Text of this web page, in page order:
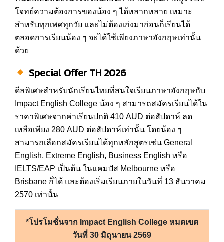
โจทย์ความต้องการของน้อง ๆ ได้หลากหลาย เหมาะ
สำหรับทุกเพศทุกวัย และไม่ต้องเก่งมาก่อนก็เรียนได้
ตลอดการเรียนน้อง ๆ จะได้ใช้เพียงภาษาอังกฤษเท่านั้น
ด้วย
Special Offer TH 2026
ดีลพิเศษสำหรับนักเรียนไทยที่สนใจเรียนภาษาอังกฤษกับ
Impact English College น้อง ๆ สามารถสมัครเรียนได้ใน
ราคาพิเศษจากค่าเรียนปกติ 410 AUD ต่อสัปดาห์ ลด
เหลือเพียง 280 AUD ต่อสัปดาห์เท่านั้น โดยน้อง ๆ
สามารถเลือกสมัครเรียนได้ทุกหลักสูตรเช่น General
English, Extreme English, Business English หรือ
IELTS/EAP เป็นต้น ในแคมปัส Melbourne หรือ
Brisbane ก็ได้ และต้องเริ่มเรียนภายในวันที่ 13 ธันวาคม
2570 เท่านั้น
*โปรโมชั่นจาก Impact English College หมดเขต
วันที่ 30 มิถุนายน 2569